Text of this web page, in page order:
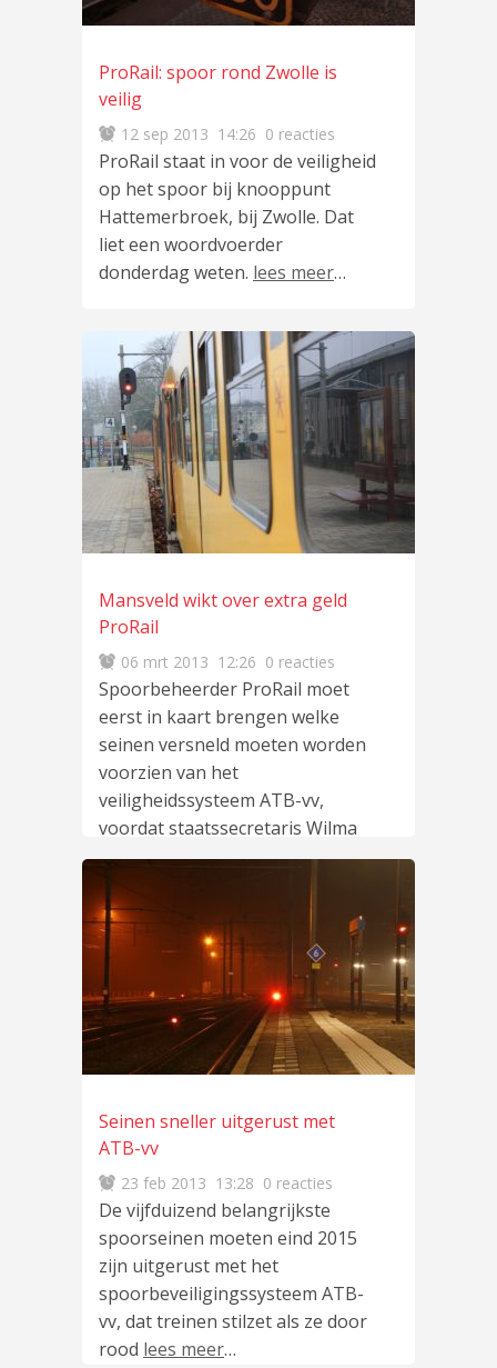
ProRail: spoor rond Zwolle is
veilig
12 sep 2013 14:26 0 reacties
ProRail staat in voor de veiligheid
op het spoor bij knooppunt
Hattemerbroek, bij Zwolle. Dat
liet een woordvoerder
donderdag weten. lees meer…
Mansveld wikt over extra geld
ProRail
06 mrt 2013 12:26 0 reacties
Spoorbeheerder ProRail moet
eerst in kaart brengen welke
seinen versneld moeten worden
voorzien van het
veiligheidssysteem ATB-vv,
voordat staatssecretaris Wilma
lees meer…
Seinen sneller uitgerust met
ATB-vv
23 feb 2013 13:28 0 reacties
De vijfduizend belangrijkste
spoorseinen moeten eind 2015
zijn uitgerust met het
spoorbeveiligingssysteem ATB-
vv, dat treinen stilzet als ze door
rood lees meer…